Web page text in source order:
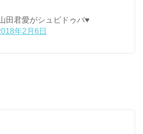
田君愛がシュビドゥバ♥
年2月6日